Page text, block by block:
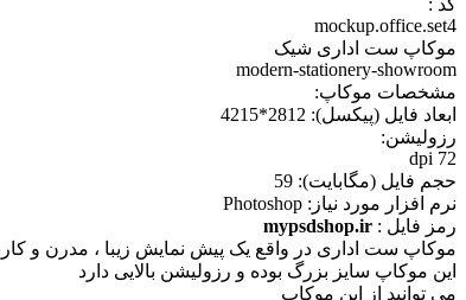
کد :
mockup.office.set4
موکاپ ست اداری شیک
modern-stationery-showroom
مشخصات موکاپ:
ابعاد فايل (پيکسل): 2812*4215
رزوليشن:
72 dpi
حجم فايل (مگابايت): 59
نرم افزار مورد نياز: Photoshop
رمز فایل : mypsdshop.ir
موکاپ ست اداری در واقع يک پيش نمايش زيبا ، مدرن و
اين موکاپ سايز بزرگ بوده و رزوليشن بالايی دارد
می توانيد از اين موکاپ